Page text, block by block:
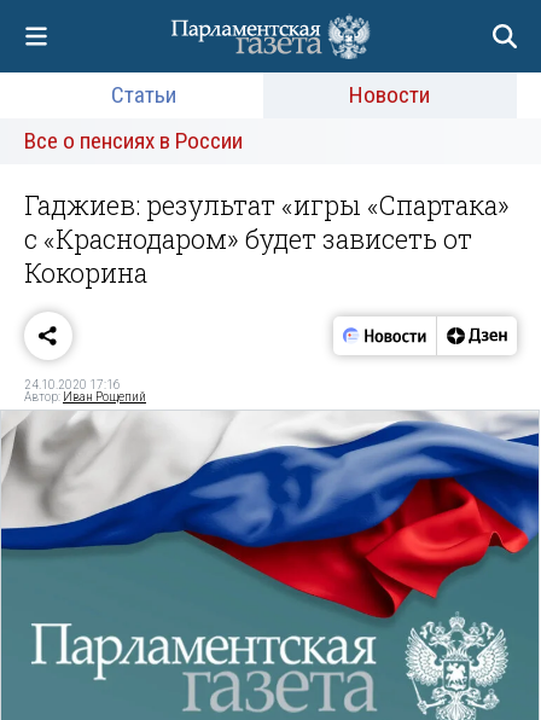
Статьи
Новости
Все о пенсиях в России
Гаджиев: результат «игры «Спартака»
с «Краснодаром» будет зависеть от
Кокорина
24.10.2020 17:16
Автор: Иван Рощепий